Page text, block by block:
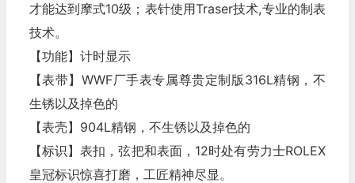
才能达到摩式10级；表针使用Traser技术,专业的制表
技术。
【功能】计时显示
【表带】WWF厂手表专属尊贵定制版316L精钢，不
生锈以及掉色的
【表壳】904L精钢，不生锈以及掉色的
【标识】表扣，弦把和表面，12时处有劳力士ROLEX
皇冠标识惊喜打磨，工匠精神尽显。